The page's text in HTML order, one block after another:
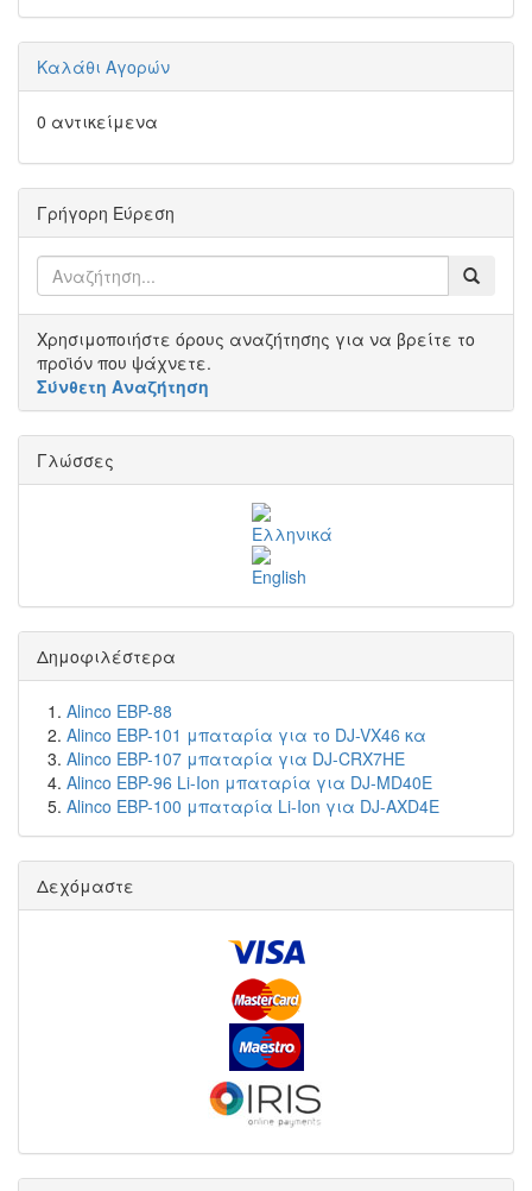
Καλάθι Αγορών
0 αντικείμενα
Γρήγορη Εύρεση
Χρησιμοποιήστε όρους αναζήτησης για να βρείτε το
προϊόν που ψάχνετε.
Σύνθετη Αναζήτηση
Γλώσσες
Δημοφιλέστερα
Alinco EBP-88
Alinco EBP-101 μπαταρία για το DJ-VX46 κα
Alinco EBP-107 μπαταρία για DJ-CRX7HE
Alinco EBP-96 Li-Ion μπαταρία για DJ-MD40E
Alinco EBP-100 μπαταρία Li-Ion για DJ-AXD4E
Δεχόμαστε